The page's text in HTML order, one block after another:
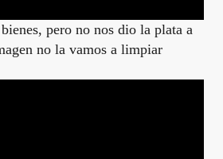
pero no nos dio la plata a
no la vamos a limpiar